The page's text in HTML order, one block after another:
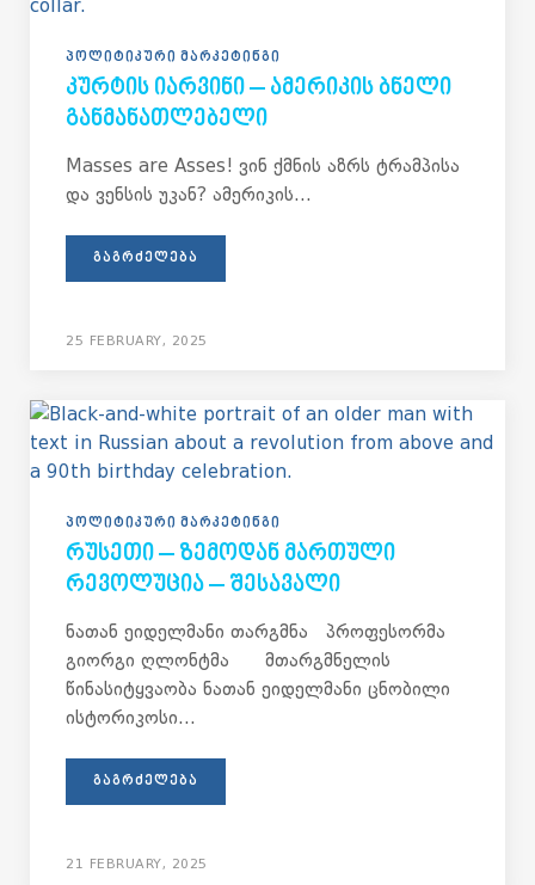
ᲞᲝᲚᲘᲢᲘᲙᲣᲠᲘ ᲛᲐᲠᲙᲔᲢᲘᲜᲒᲘ
ᲙᲣᲠᲢᲘᲡ ᲘᲐᲠᲕᲘᲜᲘ – ᲐᲛᲔᲠᲘᲙᲘᲡ ᲑᲜᲔᲚᲘ
ᲒᲐᲜᲛᲐᲜᲐᲗᲚᲔᲑᲔᲚᲘ
Masses are Asses! ვინ ქმნის აზრს ტრამპისა
და ვენსის უკან? ამერიკის...
ᲒᲐᲒᲠᲫᲔᲚᲔᲑᲐ
25 FEBRUARY, 2025
ᲞᲝᲚᲘᲢᲘᲙᲣᲠᲘ ᲛᲐᲠᲙᲔᲢᲘᲜᲒᲘ
ᲠᲣᲡᲔᲗᲘ – ᲖᲔᲛᲝᲓᲐᲜ ᲛᲐᲠᲗᲣᲚᲘ
ᲠᲔᲕᲝᲚᲣᲪᲘᲐ – ᲨᲔᲡᲐᲕᲐᲚᲘ
ნათან ეიდელმანი თარგმნა პროფესორმა
გიორგი ღლონტმა მთარგმნელის
წინასიტყვაობა ნათან ეიდელმანი ცნობილი
ისტორიკოსი...
ᲒᲐᲒᲠᲫᲔᲚᲔᲑᲐ
21 FEBRUARY, 2025